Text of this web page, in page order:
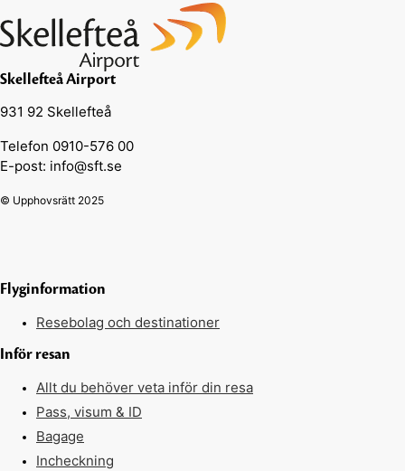
Skellefteå Airport
931 92 Skellefteå
Telefon 0910-576 00
E-post: info@sft.se
© Upphovsrätt 2025
Flyginformation
Resebolag och destinationer
Inför resan
Allt du behöver veta inför din resa
Pass, visum & ID
Bagage
Incheckning